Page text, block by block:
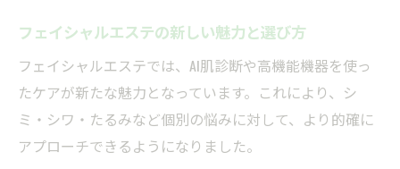
フェイシャルエステの新しい魅力と選び方
フェイシャルエステでは、AI肌診断や高機能機器を使っ
たケアが新たな魅力となっています。これにより、シ
ミ・シワ・たるみなど個別の悩みに対して、より的確に
アプローチできるようになりました。